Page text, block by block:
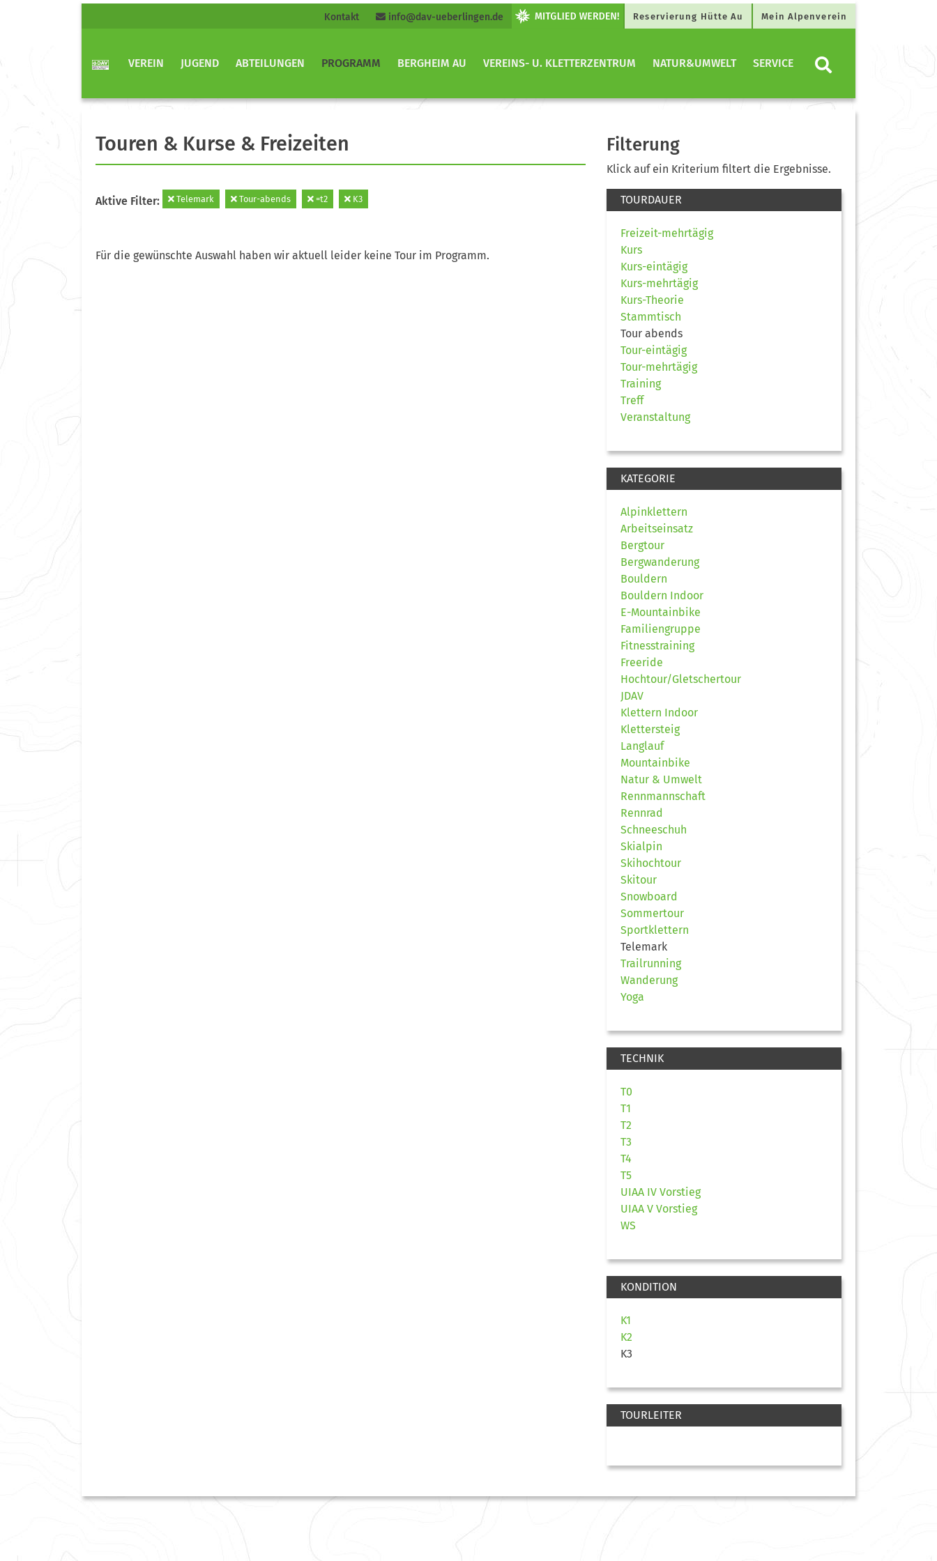
Kontakt info@dav-ueberlingen.de Reservierung Hütte Au Mein Alpenverein
VEREIN JUGEND ABTEILUNGEN PROGRAMM BERGHEIM AU VEREINS- U. KLETTERZENTRUM NATUR&UMWELT SERVICE
Touren & Kurse & Freizeiten
Aktive Filter: Telemark Tour-abends =t2 K3
Für die gewünschte Auswahl haben wir aktuell leider keine Tour im Programm.
Filterung
Klick auf ein Kriterium filtert die Ergebnisse.
TOURDAUER
Freizeit-mehrtägig
Kurs
Kurs-eintägig
Kurs-mehrtägig
Kurs-Theorie
Stammtisch
Tour abends
Tour-eintägig
Tour-mehrtägig
Training
Treff
Veranstaltung
KATEGORIE
Alpinklettern
Arbeitseinsatz
Bergtour
Bergwanderung
Bouldern
Bouldern Indoor
E-Mountainbike
Familiengruppe
Fitnesstraining
Freeride
Hochtour/Gletschertour
JDAV
Klettern Indoor
Klettersteig
Langlauf
Mountainbike
Natur & Umwelt
Rennmannschaft
Rennrad
Schneeschuh
Skialpin
Skihochtour
Skitour
Snowboard
Sommertour
Sportklettern
Telemark
Trailrunning
Wanderung
Yoga
TECHNIK
T0
T1
T2
T3
T4
T5
UIAA IV Vorstieg
UIAA V Vorstieg
WS
KONDITION
K1
K2
K3
TOURLEITER